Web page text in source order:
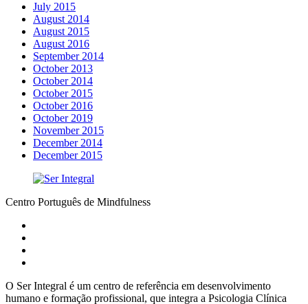
July 2015
August 2014
August 2015
August 2016
September 2014
October 2013
October 2014
October 2015
October 2016
October 2019
November 2015
December 2014
December 2015
Centro Português de Mindfulness
O Ser Integral é um centro de referência em desenvolvimento
humano e formação profissional, que integra a Psicologia Clínica